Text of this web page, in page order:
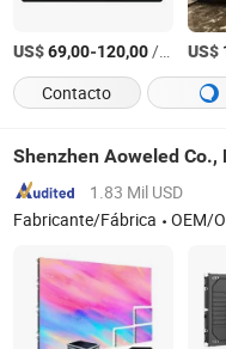
US$69,00-120,00/Pieza US$
Contacto
Shenzhen Aoweled Co.,
1.83 Mil USD
Fabricante/Fábrica
OEM/